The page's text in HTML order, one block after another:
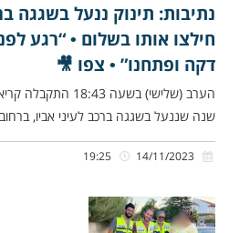
נתיבות: תינוק ננעל בשגגה
חילצו אותו בשלום • “רגע
דקה ופתחנו” • צפו 🎥
הערב (שלישי) בשעה
שנה שננעל בשגגה ברכב לעיני אביו,